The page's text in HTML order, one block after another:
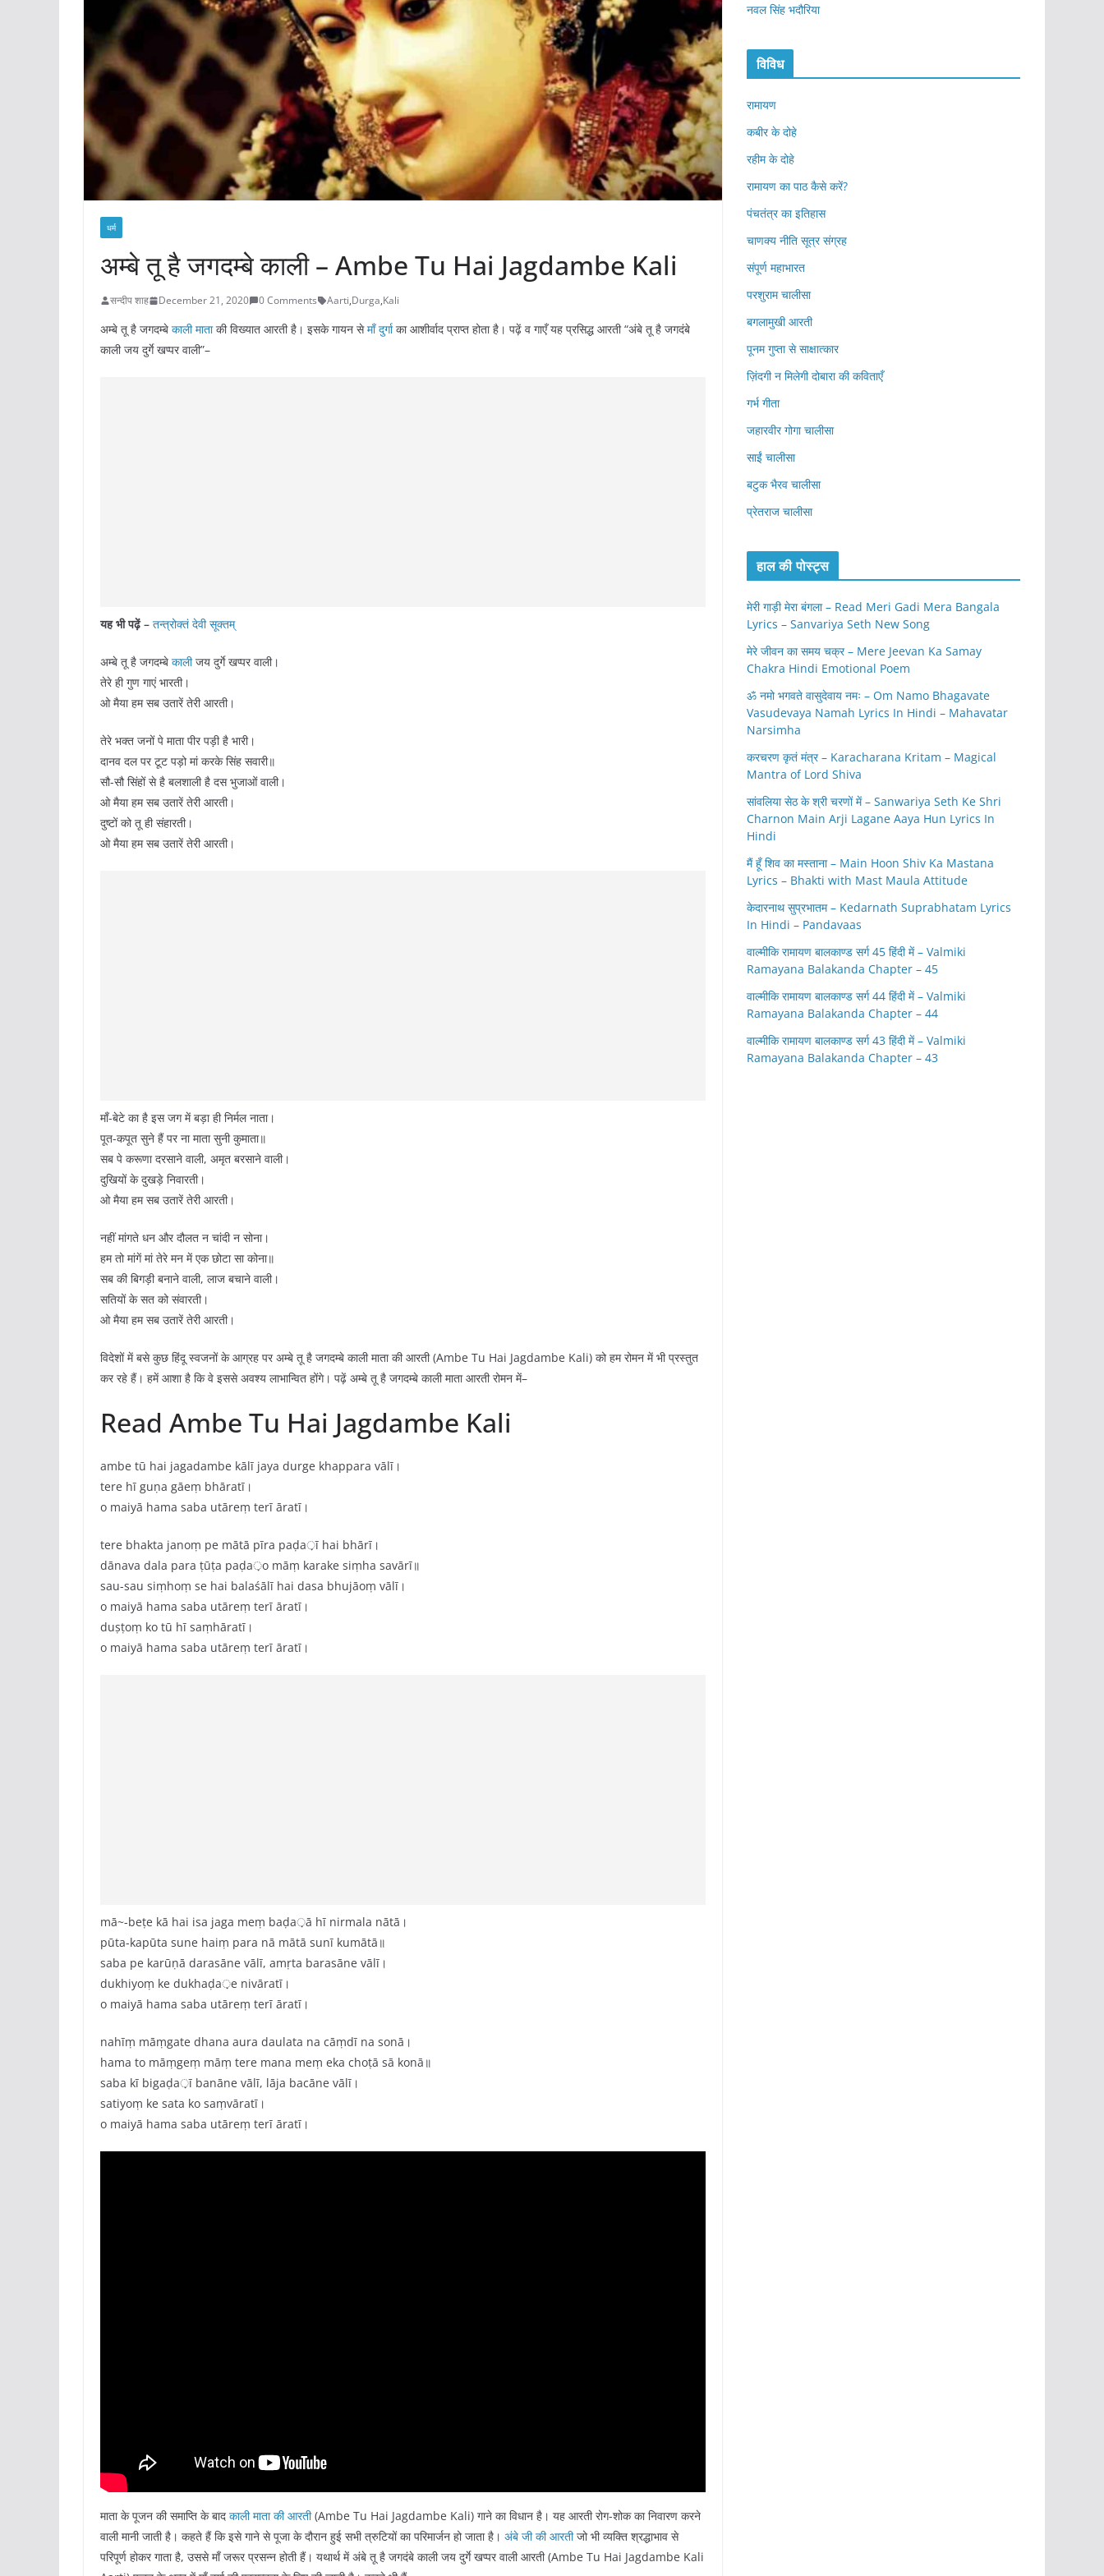
धर्म
अम्बे तू है जगदम्बे काली – Ambe Tu Hai Jagdambe Kali
सन्दीप शाह December 21, 2020 0 Comments Aarti,Durga,Kali
अम्बे तू है जगदम्बे काली माताकी विख्यात आरती है। इसके गायन सेमाँ दुर्गाका आशीर्वाद प्राप्त होता है। पढ़ें व गाएँ यह प्रसिद्ध आरती “अंबे तू है जगदंबे
काली जय दुर्गे खप्पर वाली”–
यह भी पढ़ें – तन्त्रोक्तं देवी सूक्तम्
अम्बे तू है जगदम्बे कालीजय दुर्गे खप्पर वाली।
तेरे ही गुण गाएं भारती।
ओ मैया हम सब उतारें तेरी आरती।
तेरे भक्त जनों पे माता पीर पड़ी है भारी।
दानव दल पर टूट पड़ो मां करके सिंह सवारी॥
सौ-सौ सिंहों से है बलशाली है दस भुजाओं वाली।
ओ मैया हम सब उतारें तेरी आरती।
दुष्टों को तू ही संहारती।
ओ मैया हम सब उतारें तेरी आरती।
माँ-बेटे का है इस जग में बड़ा ही निर्मल नाता।
पूत-कपूत सुने हैं पर ना माता सुनी कुमाता॥
सब पे करूणा दरसाने वाली, अमृत बरसाने वाली।
दुखियों के दुखड़े निवारती।
ओ मैया हम सब उतारें तेरी आरती।
नहीं मांगते धन और दौलत न चांदी न सोना।
हम तो मांगें मां तेरे मन में एक छोटा सा कोना॥
सब की बिगड़ी बनाने वाली, लाज बचाने वाली।
सतियों के सत को संवारती।
ओ मैया हम सब उतारें तेरी आरती।
विदेशों में बसे कुछ हिंदू स्वजनों के आग्रह पर अम्बे तू है जगदम्बे काली माता की आरती (Ambe Tu Hai Jagdambe Kali) को हम रोमन में भी प्रस्तुत
कर रहे हैं। हमें आशा है कि वे इससे अवश्य लाभान्वित होंगे। पढ़ें अम्बे तू है जगदम्बे काली माता आरती रोमन में–
Read Ambe Tu Hai Jagdambe Kali
ambe tū hai jagadambe kālī jaya durge khappara vālī।
tere hī guṇa gāeṃ bhāratī।
o maiyā hama saba utāreṃ terī āratī।
tere bhakta janoṃ pe mātā pīra paḍa़ī hai bhārī।
dānava dala para ṭūṭa paḍa़o māṃ karake siṃha savārī॥
sau-sau siṃhoṃ se hai balaśālī hai dasa bhujāoṃ vālī।
o maiyā hama saba utāreṃ terī āratī।
duṣṭoṃ ko tū hī saṃhāratī।
o maiyā hama saba utāreṃ terī āratī।
mā~-beṭe kā hai isa jaga meṃ baḍa़ā hī nirmala nātā।
pūta-kapūta sune haiṃ para nā mātā sunī kumātā॥
saba pe karūṇā darasāne vālī, amṛta barasāne vālī।
dukhiyoṃ ke dukhaḍa़e nivāratī।
o maiyā hama saba utāreṃ terī āratī।
nahīṃ māṃgate dhana aura daulata na cāṃdī na sonā।
hama to māṃgeṃ māṃ tere mana meṃ eka choṭā sā konā॥
saba kī bigaḍa़ī banāne vālī, lāja bacāne vālī।
satiyoṃ ke sata ko saṃvāratī।
o maiyā hama saba utāreṃ terī āratī।
माता के पूजन की समाप्ति के बाद काली माता की आरती(Ambe Tu Hai Jagdambe Kali) गाने का विधान है। यह आरती रोग-शोक का निवारण करने
वाली मानी जाती है। कहते हैं कि इसे गाने से पूजा के दौरान हुई सभी त्रुटियों का परिमार्जन हो जाता है। अंबे जी की आरतीजो भी व्यक्ति श्रद्धाभाव से
परिपूर्ण होकर गाता है, उससे माँ जरूर प्रसन्न होती हैं। यथार्थ में अंबे तू है जगदंबे काली जय दुर्गे खप्पर वाली आरती (Ambe Tu Hai Jagdambe Kali
नवल सिंह भदौरिया
विविध
रामायण
कबीर के दोहे
रहीम के दोहे
रामायण का पाठ कैसे करें?
पंचतंत्र का इतिहास
चाणक्य नीति सूत्र संग्रह
संपूर्ण महाभारत
परशुराम चालीसा
बगलामुखी आरती
पूनम गुप्ता से साक्षात्कार
ज़िंदगी न मिलेगी दोबारा की कविताएँ
गर्भ गीता
जहारवीर गोगा चालीसा
साईं चालीसा
बटुक भैरव चालीसा
प्रेतराज चालीसा
हाल की पोस्ट्स
मेरी गाड़ी मेरा बंगला – Read Meri Gadi Mera Bangala
Lyrics – Sanvariya Seth New Song
मेरे जीवन का समय चक्र – Mere Jeevan Ka Samay
Chakra Hindi Emotional Poem
ॐ नमो भगवते वासुदेवाय नमः – Om Namo Bhagavate
Vasudevaya Namah Lyrics In Hindi – Mahavatar
Narsimha
करचरण कृतं मंत्र – Karacharana Kritam – Magical
Mantra of Lord Shiva
सांवलिया सेठ के श्री चरणों में – Sanwariya Seth Ke Shri
Charnon Main Arji Lagane Aaya Hun Lyrics In
Hindi
मैं हूँ शिव का मस्ताना – Main Hoon Shiv Ka Mastana
Lyrics – Bhakti with Mast Maula Attitude
केदारनाथ सुप्रभातम – Kedarnath Suprabhatam Lyrics
In Hindi – Pandavaas
वाल्मीकि रामायण बालकाण्ड सर्ग 45 हिंदी में – Valmiki
Ramayana Balakanda Chapter – 45
वाल्मीकि रामायण बालकाण्ड सर्ग 44 हिंदी में – Valmiki
Ramayana Balakanda Chapter – 44
वाल्मीकि रामायण बालकाण्ड सर्ग 43 हिंदी में – Valmiki
Ramayana Balakanda Chapter – 43